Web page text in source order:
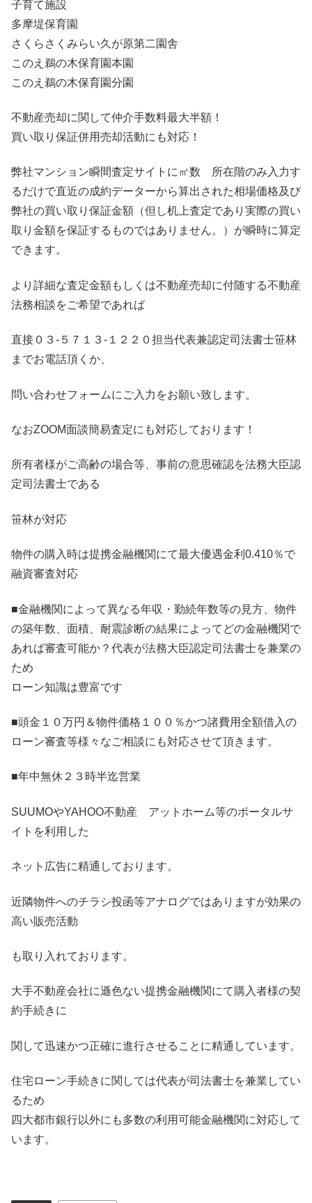
子育て施設
多摩堤保育園
さくらさくみらい久が原第二園舎
このえ鵜の木保育園本園
このえ鵜の木保育園分園
不動産売却に関して仲介手数料最大半額！
買い取り保証併用売却活動にも対応！
弊社マンション瞬間査定サイトに㎡数 所在階のみ入力す
るだけで直近の成約データーから算出された相場価格及び
弊社の買い取り保証金額（但し机上査定であり実際の買い
取り金額を保証するものではありません。）が瞬時に算定
できます。
より詳細な査定金額もしくは不動産売却に付随する不動産
法務相談をご希望であれば
直接０３-５７１３-１２２０担当代表兼認定司法書士笹林
までお電話頂くか、
問い合わせフォームにご入力をお願い致します。
なおZOOM面談簡易査定にも対応しております！
所有者様がご高齢の場合等、事前の意思確認を法務大臣認
定司法書士である
笹林が対応
物件の購入時は提携金融機関にて最大優遇金利0.410％で
融資審査対応
■金融機関によって異なる年収・勤続年数等の見方、物件
の築年数、面積、耐震診断の結果によってどの金融機関で
あれば審査可能か？代表が法務大臣認定司法書士を兼業の
ため
ローン知識は豊富です
■頭金１０万円＆物件価格１００％かつ諸費用全額借入の
ローン審査等様々なご相談にも対応させて頂きます。
■年中無休２３時半迄営業
SUUMOやYAHOO不動産 アットホーム等のポータルサ
イトを利用した
ネット広告に精通しております。
近隣物件へのチラシ投函等アナログではありますが効果の
高い販売活動
も取り入れております。
大手不動産会社に遜色ない提携金融機関にて購入者様の契
約手続きに
関して迅速かつ正確に進行させることに精通しています。
住宅ローン手続きに関しては代表が司法書士を兼業してい
るため
四大都市銀行以外にも多数の利用可能金融機関に対応して
います。